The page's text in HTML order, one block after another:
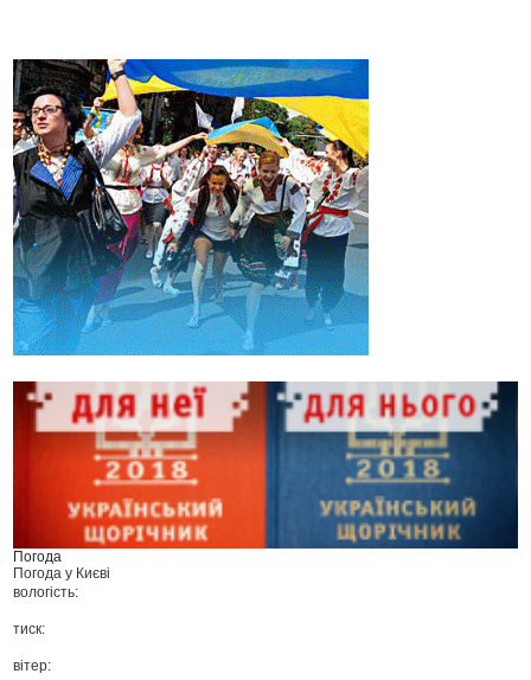
Погода
Погода у Києві
вологість:
тиск:
вітер: